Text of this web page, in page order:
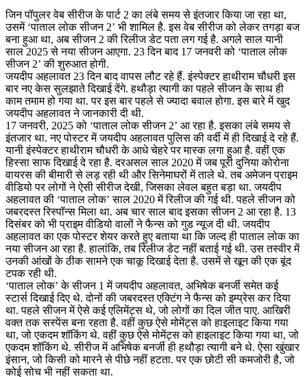
कुछ
दिन
और…-
लौटकर
आ
रहे
इंस्पेक्टर
हाथीराम
चौधरी
जिन पॉपुलर वेब सीरीज के पार्ट 2 का लंबे समय से इंतजार किया जा रहा था,
उसमें ‘पाताल लोक सीजन 2’ भी शामिल है. इस वेब सीरीज को लेकर तगड़ा बज
बना हुआ था, अब सीजन 2 की रिलीज डेट पता लग गई है. अगले साल यानी
साल 2025 से नया सीजन आएगा. 23 दिन बाद 17 जनवरी को ‘पाताल लोक
सीजन 2’ की शुरुआत होगी.
जयदीप अहलावत 23 दिन बाद वापस लौट रहे हैं. इंस्पेक्टर हाथीराम चौधरी इस
बार नए केस सुलझाते दिखाई देंगे. हथौड़ा त्यागी का पहले सीजन के साथ ही
काम तमाम हो गया था. पर इस बार पहले से ज्यादा बवाल होगा. इस बारे में खुद
जयदीप अहलावत ने जानकारी दी थी.
17 जनवरी, 2025 को ‘पाताल लोक सीजन 2’ आ रहा है. इसका लंबे समय से
इंतजार था. नए पोस्टर में जयदीप अहलावत पुलिस की वर्दी में ही दिखाई दे रहे हैं.
यानी इंस्पेक्टर हाथीराम चौधरी के आधे चेहरे पर मास्क लगा हुआ है. वहीं एक
हिस्सा साफ दिखाई दे रहा है. दरअसल साल 2020 में जब पूरी दुनिया कोरोना
वायरस की बीमारी से लड़ रही थी और सिनेमाघरों में ताले थे. तब अमेजन प्राइम
वीडियो पर लोगों ने ऐसी सीरीज देखी, जिसका लेवल बहुत बड़ा था. जयदीप
अहलावत की ‘पाताल लोक’ साल 2020 में रिलीज की गई थी. पहले सीजन को
जबरदस्त रिस्पॉन्स मिला था. अब चार साल बाद इसका सीजन 2 आ रहा है. 13
दिसंबर को भी प्राइम वीडियो वालों ने फैन्स को गुड न्यूज दी थी. जयदीप
अहलावत का एक पोस्टर शेयर करते हुए बताया था कि जल्द ही पाताल लोक का
नया सीजन आ रहा है. हालांकि, तब रिलीज डेट नहीं बताई गई थी. उस तस्वीर में
उनकी आंखों के ठीक सामने एक चाकू दिखाई देता है. उसमें से खून की एक बूंद
टपक रही थी.
‘पाताल लोक’ के सीजन 1 में जयदीप अहलावत, अभिषेक बनर्जी समेत कई
स्टार्स दिखाई दिए थे. दोनों की जबरदस्त एक्टिंग ने फैन्स को इम्प्रेस कर दिया
था. पहले सीजन में ऐसे कई एलिमेंट्स थे, जो लोगों का दिल जीत पाए. आखिरी
वक्त तक सस्पेंस बना रहता है. वहीं कुछ ऐसे मोमेंट्स को हाइलाइट किया गया
था, जो एकदम शॉकिंग थे. वहीं कुछ ऐसे मोमेंट्स को हाइलाइट किया गया था, जो
एकदम शॉकिंग थे. सीरीज में अभिषेक बनर्जी ही हथौड़ा त्यागी बने थे. ऐसा खुंखार
इंसान, जो किसी को मारने से पीछे नहीं हटता. पर एक छोटी सी कमजोरी है, जो
कोई सोच भी नहीं सकता था.